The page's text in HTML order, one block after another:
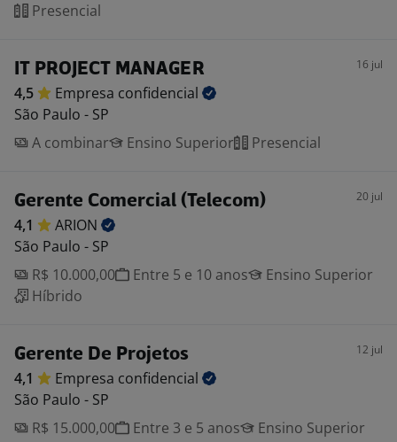
Presencial
IT PROJECT MANAGER 16 jul
4,5 Empresa confidencial
São Paulo - SP
A combinar
Ensino Superior Presencial
Gerente Comercial (Telecom) 20 jul
4,1
ARION
São Paulo - SP
R$ 10.000,00
Entre 5 e 10 anos
Ensino Superior
Híbrido
Gerente De Projetos 12 jul
4,1 Empresa confidencial
São Paulo - SP
R$ 15.000,00
Entre 3 e 5 anos
Ensino Superior